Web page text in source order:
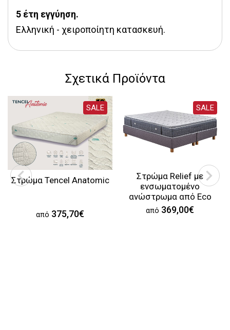
5 έτη εγγύηση.
Ελληνική - χειροποίητη κατασκευή.
Σχετικά Προϊόντα
SALE
Στρώμα Tencel Anatomic
από 375,70€
SALE
Στρώμα Relief με
ενσωματομένο
ανώστρωμα από Eco
Foam
από 369,00€